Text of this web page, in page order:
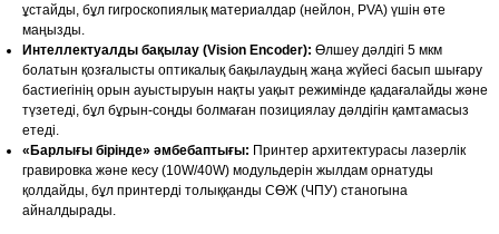
ұстайды, бұл гигроскопиялық материалдар (нейлон, PVA) үшін өте
маңызды.
Интеллектуалды бақылау (Vision Encoder): Өлшеу дәлдігі 5 мкм
болатын қозғалысты оптикалық бақылаудың жаңа жүйесі басып шығару
бастиегінің орын ауыстыруын нақты уақыт режимінде қадағалайды және
түзетеді, бұл бұрын-соңды болмаған позициялау дәлдігін қамтамасыз
етеді.
«Барлығы бірінде» әмбебаптығы: Принтер архитектурасы лазерлік
гравировка және кесу (10W/40W) модульдерін жылдам орнатуды
қолдайды, бұл принтерді толыққанды СӨЖ (ЧПУ) станогына
айналдырады.